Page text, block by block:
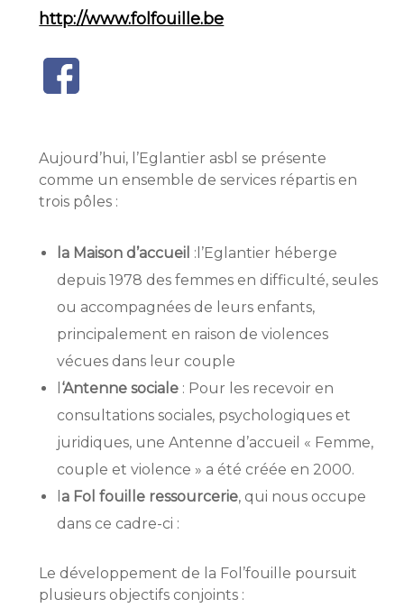
http://www.folfouille.be
Aujourd’hui, l’Eglantier asbl se présente
comme un ensemble de services répartis en
trois pôles :
la Maison d’accueil :l’Eglantier héberge
depuis 1978 des femmes en difficulté, seules
ou accompagnées de leurs enfants,
principalement en raison de violences
vécues dans leur couple
‘Antenne sociale : Pour les recevoir en
consultations sociales, psychologiques et
juridiques, une Antenne d’accueil « Femme,
couple et violence » a été créée en 2000.
a Fol fouille ressourcerie, qui nous occupe
dans ce cadre-ci :
Le développement de la Fol’fouille poursuit
plusieurs objectifs conjoints :